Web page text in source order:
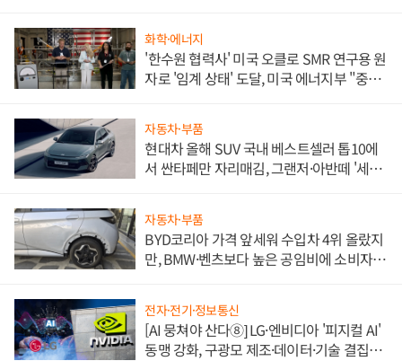
화학·에너지
'한수원 협력사' 미국 오클로 SMR 연구용 원
자로 '임계 상태' 도달, 미국 에너지부 "중요
자동차·부품
현대차 올해 SUV 국내 베스트셀러 톱10에
서 싼타페만 자리매김, 그랜저·아반떼 '세단
자동차·부품
BYD코리아 가격 앞세워 수입차 4위 올랐지
만, BMW·벤츠보다 높은 공임비에 소비자
전자·전기·정보통신
[AI 뭉쳐야 산다⑧] LG·엔비디아 '피지컬 AI'
동맹 강화, 구광모 제조·데이터·기술 결집